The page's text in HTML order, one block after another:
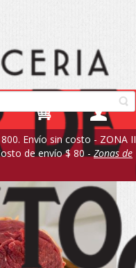
Envío sin costo - ZONA II
de envío $ 80 -Zonas de